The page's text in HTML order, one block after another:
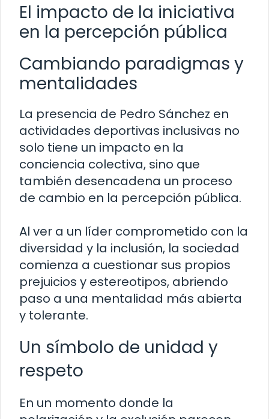
El impacto de la iniciativa
en la percepción pública
Cambiando paradigmas y
mentalidades
La presencia de Pedro Sánchez en
actividades deportivas inclusivas no
solo tiene un impacto en la
conciencia colectiva, sino que
también desencadena un proceso
de cambio en la percepción pública.
Al ver a un líder comprometido con la
diversidad y la inclusión, la sociedad
comienza a cuestionar sus propios
prejuicios y estereotipos, abriendo
paso a una mentalidad más abierta
y tolerante.
Un símbolo de unidad y
respeto
En un momento donde la